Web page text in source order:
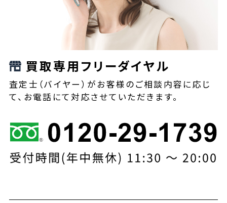
買取専用フリーダイヤル
査定士（バイヤー）がお客様のご相談内容に応じ
て、お電話にて対応させていただきます。